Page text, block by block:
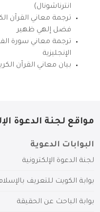
انترناشونال)
ترجمة معاني القرآن
فضل إلهي ظهير
ترجمة معاني سورة
الإنجليزية
بيان معاني القرآن
مواقع لجنة الدعوة
البوابات الدعوية
لجنة الدعوة الإلكترونية
بوابة الكويت للتعريف
بوابة الباحث عن الحقيقة